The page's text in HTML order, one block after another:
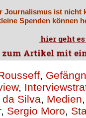
Journalismus ist nicht
Spenden können
,
Silva Medien
, Sergio Moro